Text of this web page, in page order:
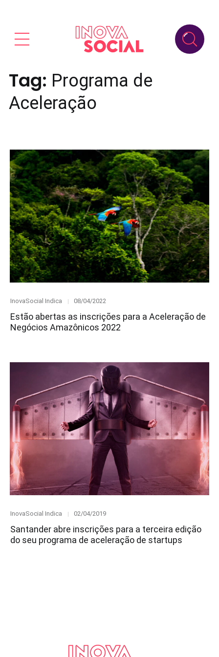
Tag: Programa de
Aceleração
Category
InovaSocial Indica
Posted
08/04/2022
Estão abertas as inscrições para a Aceleração de
Negócios Amazônicos 2022
Category
InovaSocial Indica
Posted
02/04/2019
Santander abre inscrições para a terceira edição
do seu programa de aceleração de startups